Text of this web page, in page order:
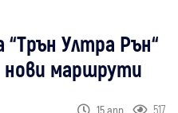
Ултра Рън“
нови маршрути
15 апр 517